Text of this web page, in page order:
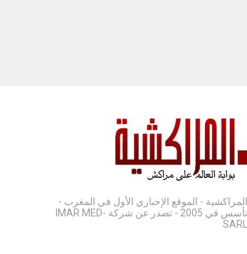
المراكشية - الموقع الإخباري الأول في المغرب -
تأسس في 2005 - تصدر عن شركة IMAR MED-
SARL